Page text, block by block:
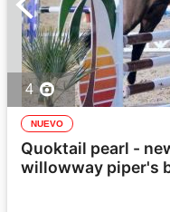
4
NUEVO
Quoktail pearl -
willowway piper's